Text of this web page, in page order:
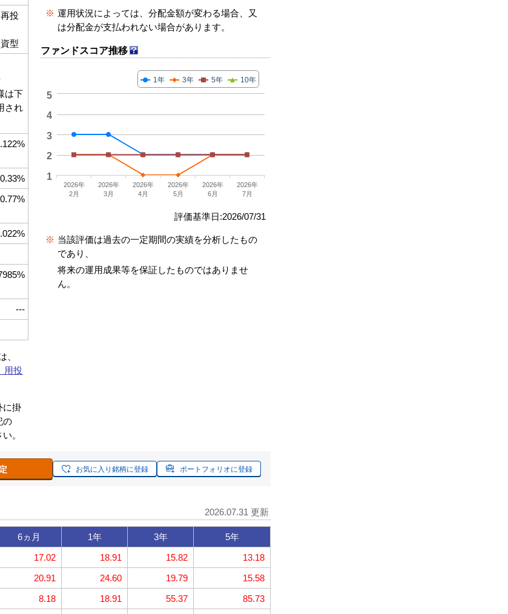
投
型
は下
され
0.33%
0.77%
---
、
用投
に掛
の
。
※ 運用状況によっては、分配金額が変わる場合、又
は分配金が支払われない場合があります。
ファンドスコア推移
1年 3年 5年 10年
2026年
2月
2026年
3月
2026年
4月
2026年
5月
2026年
6月
2026年
7月
1
2
3
4
5
評価基準日:2026/07/31
※ 当該評価は過去の一定期間の実績を分析したもの
であり、
将来の運用成果等を保証したものではありませ
ん。
お気に入り銘柄に登録 ポートフォリオに登録
2026.07.31 更新
6ヵ月 1年 3年
5年
17.02 18.91 15.82
13.18
20.91 24.60 19.79
15.58
8.18 18.91 55.37 85.73